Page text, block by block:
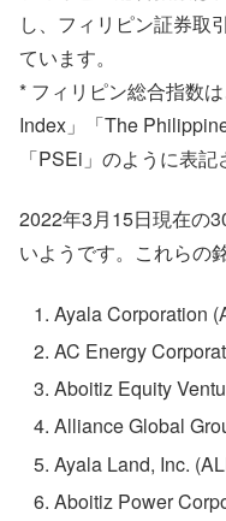
し、フィリピン証券取
ています。
* フィリピン総合指数
Index」「The
「PSEi」のように表記
2022年3月15日現在の
いようです。これらの
Ayala Corporation
AC Energy
Aboitiz Equity
Alliance Global
Ayala Land, Inc.
Aboitiz Power